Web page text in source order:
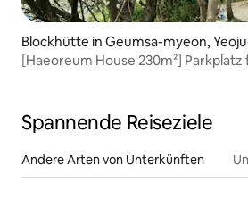
Blockhütte in Geumsa-myeon,
[Haeoreum House 230m²] Parkplatz
Spannende Reiseziele
Andere Arten von Unterkünften